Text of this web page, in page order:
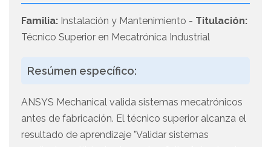
Familia: Instalación y Mantenimiento - Titulación:
Técnico Superior en Mecatrónica Industrial
Resúmen específico:
ANSYS Mechanical valida sistemas mecatrónicos
antes de fabricación. El técnico superior alcanza el
resultado de aprendizaje "Validar sistemas